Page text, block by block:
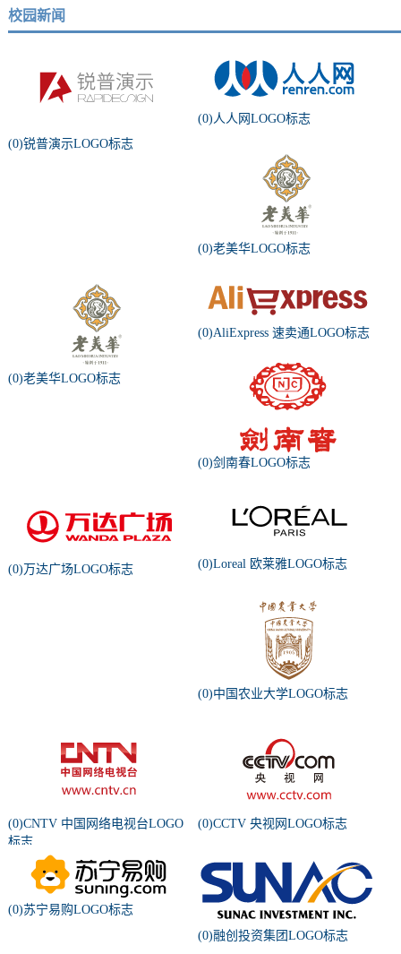
校园新闻
(0)锐普演示LOGO标志
(0)人人网LOGO标志
(0)老美华LOGO标志
(0)老美华LOGO标志
(0)AliExpress 速卖通LOGO标志
(0)剑南春LOGO标志
(0)万达广场LOGO标志 (0)Loreal 欧莱雅LOGO标志
(0)中国农业大学LOGO标志
(0)CNTV 中国网络电视台LOGO
标志
(0)CCTV 央视网LOGO标志
(0)苏宁易购LOGO标志
(0)融创投资集团LOGO标志